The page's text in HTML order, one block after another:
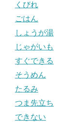
くびれ
ごはん
しょうが湯
じゃがいも
すぐできる
そうめん
たるみ
つま先立ち
できない